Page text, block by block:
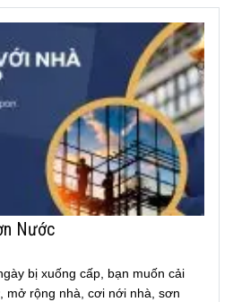
Nước
bị xuống cấp, bạn muốn cải
mở rộng nhà, cơi nới nhà, sơn